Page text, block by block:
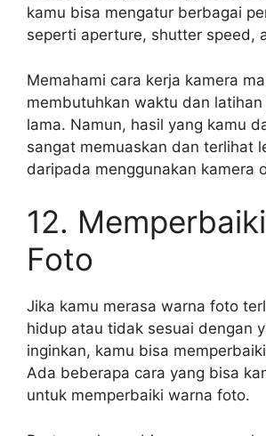
kamu bisa mengatur berbagai
seperti aperture, shutter speed,
Memahami cara kerja kamera
membutuhkan waktu dan
lama. Namun, hasil yang kamu
sangat memuaskan dan terlihat
daripada menggunakan kamera
12.
Foto
Jika kamu merasa warna foto
hidup atau tidak sesuai dengan
inginkan, kamu bisa
Ada beberapa cara yang bisa
untuk memperbaiki warna foto.